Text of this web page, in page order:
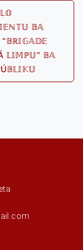
Next
post:
𝔹𝔸
𝕃𝕀𝕄ℙ𝕌” 𝔹𝔸